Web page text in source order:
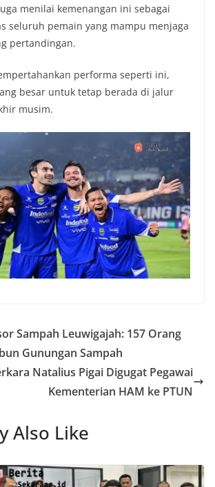
menilai kemenangan ini sebagai
seluruh pemain yang mampu menjaga
pertandingan.
performa seperti ini,
besar untuk tetap berada di jalur
musim.
Sampah Leuwigajah: 157 Orang
Gunungan Sampah
Natalius Pigai Digugat Pegawai
Kementerian HAM ke PTUN
Also Like